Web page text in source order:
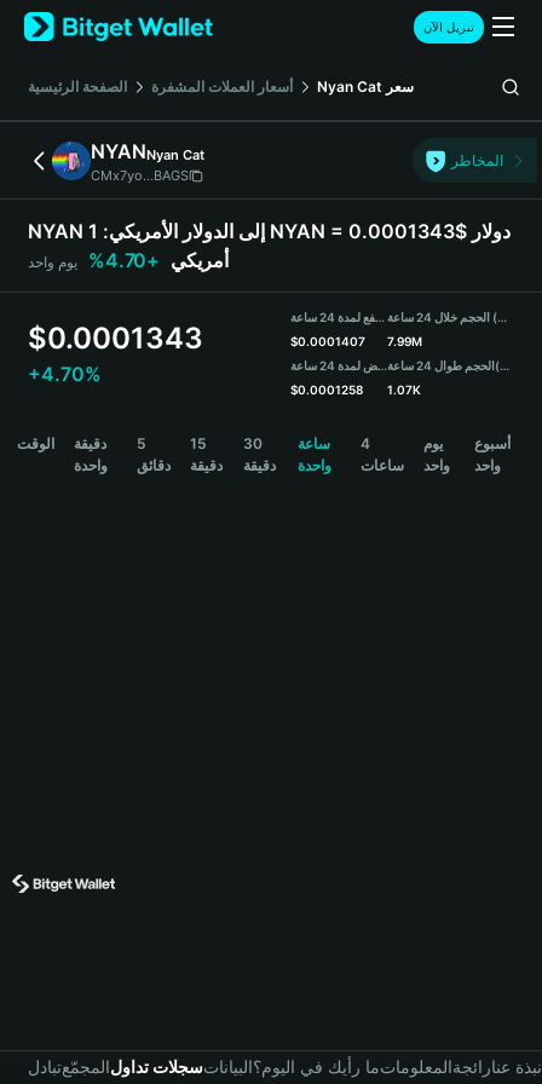
English
日本語
Русский
Español (Latinoamérica)
Türkçe
Deutsch
简体中文
Português (Portugal)
Bahasa Indonesia
বাংলা
تنزيل الآن
الصفحة الرئيسية أسعار العملات المشفرة Nyan Cat سعر
NYANNyan Cat
CMx7yo...BAGS
المخاطر
NYAN إلى الدولار الأمريكي: 1 NYAN = 0.0001343$ دولار
أمريكي +4.70% يوم واحد
$0.0001343
+4.70%
مرتفع لمدة 24 ساعة
$0.0001407
منخفض لمدة 24 ساعة
$0.0001258
الحجم خلال 24 ساعة (NYAN)
7.99M
الحجم طوال 24 ساعة(USDT)
1.07K
الوقت
دقيقة
واحدة
5
دقائق
15
دقيقة
30
دقيقة
ساعة
واحدة
4
ساعات
يوم
واحد
أسبوع
واحد
تبادلالمجمّعسجلات تداولالبياناتما رأيك في اليوم؟المعلوماترائجةنبذة عنا